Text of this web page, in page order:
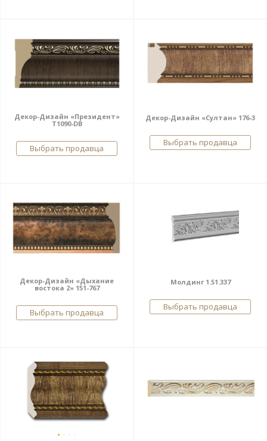
Декор-Дизайн «Президент»
Т1090-DB
Выбрать продавца
Декор-Дизайн «Султан» 176-3
Выбрать продавца
Декор-Дизайн «Дыхание
востока 2» 151-767
Выбрать продавца
Молдинг 1.51.337
Выбрать продавца